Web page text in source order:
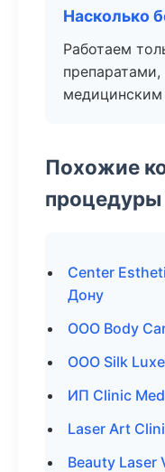
Насколько
Работаем
медицинским
Похожие
процедуры
Center
Дону
ООО Body
ООО Silk
ИП Clinic
Laser Art
Beauty Laser